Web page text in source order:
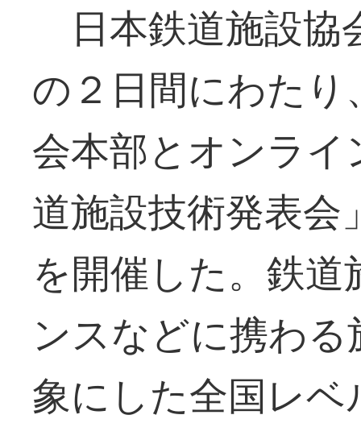
日本鉄道施設協
の２日間にわた
会本部とオンラ
道施設技術発表会
を開催した。鉄
ンスなどに携わ
象にした全国レ